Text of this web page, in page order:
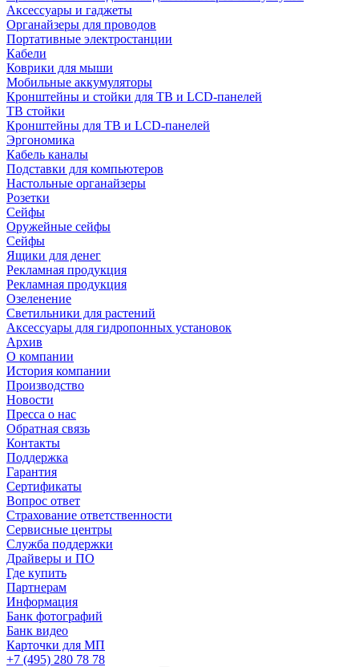
Аксессуары и гаджеты
Органайзеры для проводов
Портативные электростанции
Кабели
Коврики для мыши
Мобильные аккумуляторы
Кронштейны и стойки для ТВ и LCD-панелей
ТВ стойки
Кронштейны для ТВ и LCD-панелей
Эргономика
Кабель каналы
Подставки для компьютеров
Настольные органайзеры
Розетки
Сейфы
Оружейные сейфы
Сейфы
Ящики для денег
Рекламная продукция
Рекламная продукция
Озеленение
Светильники для растений
Аксессуары для гидропонных установок
Архив
О компании
История компании
Производство
Новости
Пресса о нас
Обратная связь
Контакты
Поддержка
Гарантия
Сертификаты
Вопрос ответ
Страхование ответственности
Сервисные центры
Служба поддержки
Драйверы и ПО
Где купить
Партнерам
Информация
Банк фотографий
Банк видео
Карточки для МП
+7 (495) 280 78 78